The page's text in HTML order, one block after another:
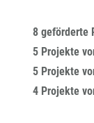
8 geförderte
5 Projekte
5 Projekte
4 Projekte